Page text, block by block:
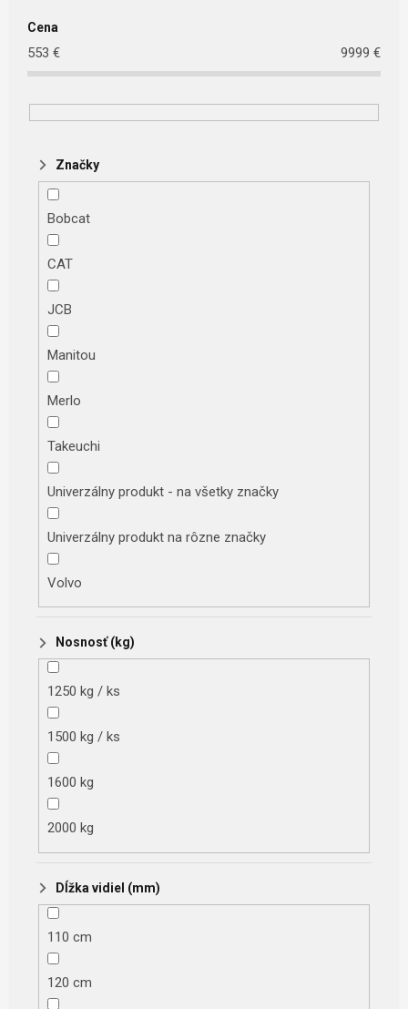
Cena
553 € 9999 €
Značky
Bobcat
CAT
JCB
Manitou
Merlo
Takeuchi
Univerzálny produkt - na všetky značky
Univerzálny produkt na rôzne značky
Volvo
Nosnosť (kg)
1250 kg / ks
1500 kg / ks
1600 kg
2000 kg
Dĺžka vidiel (mm)
110 cm
120 cm